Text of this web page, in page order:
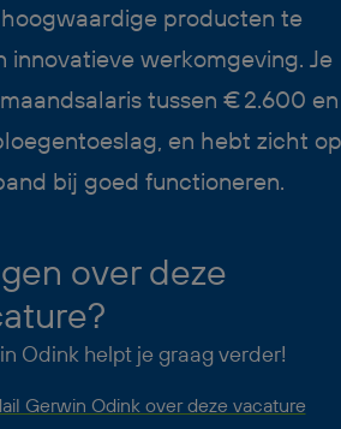
producten te
innovatieve werkomgeving. Je
tussen € 2.600 en
en hebt zicht op
bij goed functioneren.
over deze
Odink helpt je graag verder!
Gerwin Odink over deze vacature